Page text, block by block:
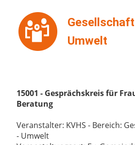
Umwelt
15001 - Gesprächskreis für
Beratung
Veranstalter: KVHS - Bereich:
- Umwelt